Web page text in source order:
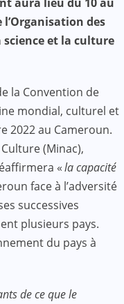
l’Organisation des
et la culture
la Convention de
mondial, culturel et
2022 au Cameroun.
(Minac),
«la capacité
face à l’adversité
successives
plusieurs pays.
du pays à
de ce que le